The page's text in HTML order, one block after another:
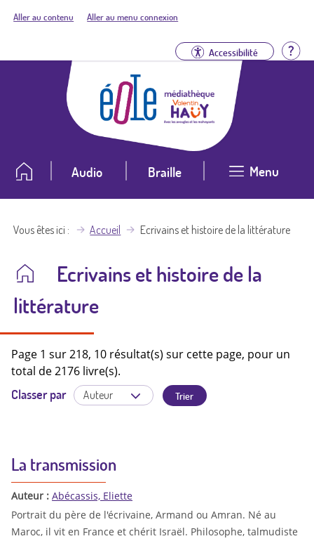
Aller au contenu Aller au menu connexion
Accessibilité
Audio Braille Menu
Vous êtes ici Accueil Ecrivains et histoire de la littérature
Ecrivains et histoire de la
littérature
Page 1 sur 218, 10 résultat(s) sur cette page, pour un
total de 2176 livre(s).
Classer par
La transmission
Auteur : Abécassis, Eliette
Portrait du père de l'écrivaine, Armand ou Amran. Né au
Maroc, il vit en France et chérit Israël. Philosophe, talmudiste